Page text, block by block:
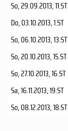
So, 29.09.2013, 11.ST
Do, 03.10.2013, 1.ST
So, 06.10.2013, 13.ST
So, 20.10.2013, 15.ST
So, 27.10.2013, 16.ST
Sa, 16.11.2013, 19.ST
So, 08.12.2013, 18.ST